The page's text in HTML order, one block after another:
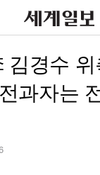
김경수
과자는